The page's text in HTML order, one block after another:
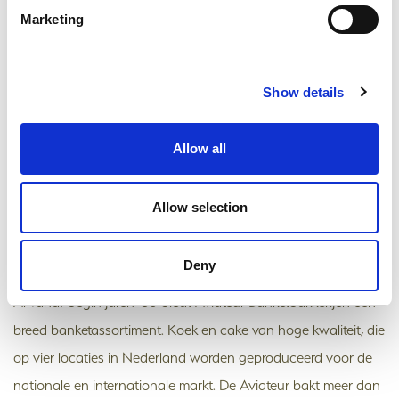
Marketing
Show details
Allow all
Allow selection
Deny
De speculaaspop is onlosmakelijk verbonden met de
en is een traditioneel geschenk in de maanden voor de komst
De typisch Nederlandse speculaaspoppen worden op
traditionele wijze gebakken door Aviateur Banketbakkerijen in
samenwerking met Koek Express aan u geleverd.
Al vanaf begin jaren ‘30 biedt Aviateur Banketbakkerijen een
breed banketassortiment. Koek en cake van hoge kwaliteit, die
op vier locaties in Nederland worden geproduceerd voor de
nationale en internationale markt. De Aviateur bakt meer dan